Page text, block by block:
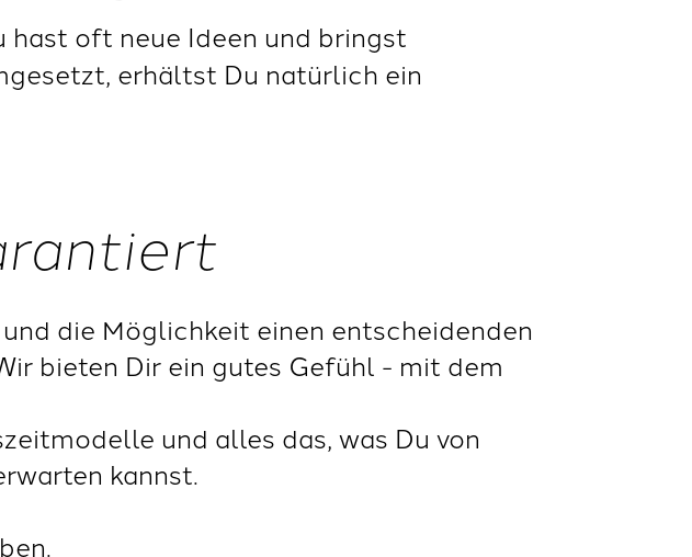
hast oft neue Ideen und bringst
erhältst Du natürlich ein
die Möglichkeit einen entscheidenden
bieten Dir ein gutes Gefühl - mit dem
und alles das, was Du von
kannst.